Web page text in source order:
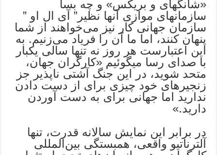
«شانگهای و بریکس» و چه بسا
سازمانهای موازی آنها نظیر” آی ال او ”
سازمان جهانی کار نیز می‌خواهند از شما
پنهان کنند، اما ما آن را فریاد می‌زنیم. به
این اعتبارست هر روز نه تنها سالی یکبار
با صدای رسا میگوئیم «کارگران جهان،
متحد شوید، در این جنگ آشتی ناپذیر جز
زنجیرهای خود چیزی برای از دست دادن
ندارید اما جهانی برای به دست آوردن
دارید.»
در برابر این نمایش سالانه قدرت، تنها
آلترناتیو واقعی، همبستگی بین‌المللی